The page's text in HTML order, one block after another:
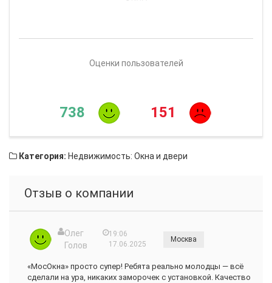
Оценки пользователей
738 151
Категория: Недвижимость: Окна и двери
Отзыв о компании
Олег
Голов
19:06
17.06.2025
Москва
«МосОкна» просто супер! Ребята реально молодцы — всё
сделали на ура, никаких заморочек с установкой. Качество